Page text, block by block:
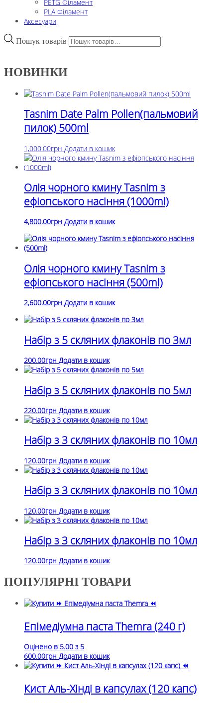
PETG Філамент
PLA Філамент
Аксесуари
Пошук товарів
НОВИНКИ
Tasnim Date Palm Pollen(пальмовий
пилок) 500ml
1,000.00грн Додати в кошик
Олія чорного кмину Tasnim з
ефіопського насіння (1000ml)
4,800.00грн Додати в кошик
Олія чорного кмину Tasnim з
ефіопського насіння (500ml)
2,600.00грн Додати в кошик
Набір з 5 скляних флаконів по 3мл
200.00грн Додати в кошик
Набір з 5 скляних флаконів по 5мл
220.00грн Додати в кошик
Набір з 3 скляних флаконів по 10мл
120.00грн Додати в кошик
Набір з 3 скляних флаконів по 10мл
120.00грн Додати в кошик
Набір з 3 скляних флаконів по 10мл
120.00грн Додати в кошик
ПОПУЛЯРНІ ТОВАРИ
Епімедіумна паста Themra (240 г)
Оцінено в 5.00 з 5
600.00грн Додати в кошик
Кист Аль-Хінді в капсулах (120 капс)